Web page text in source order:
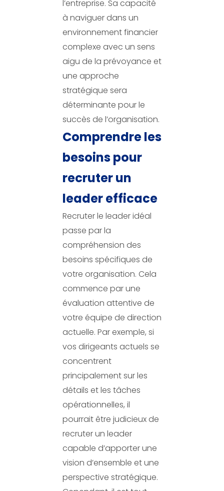
l’entreprise. Sa capacité
à naviguer dans un
environnement financier
complexe avec un sens
aigu de la prévoyance et
une approche
stratégique sera
déterminante pour le
succès de l’organisation.
Comprendre les
besoins pour
recruter un
leader efficace
Recruter le leader idéal
passe par la
compréhension des
besoins spécifiques de
votre organisation. Cela
commence par une
évaluation attentive de
votre équipe de direction
actuelle. Par exemple, si
vos dirigeants actuels se
concentrent
principalement sur les
détails et les tâches
opérationnelles, il
pourrait être judicieux de
recruter un leader
capable d’apporter une
vision d’ensemble et une
perspective stratégique.